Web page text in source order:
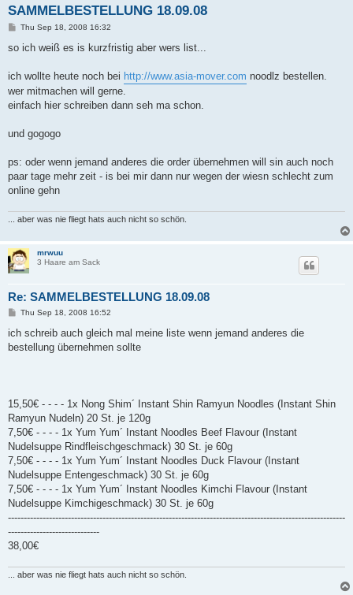
SAMMELBESTELLUNG 18.09.08
P
s
Thu Sep 18, 2008 16:32
so ich weiß es is kurzfristig aber wers list...
ich wollte heute noch bei http://www.asia-mover.com noodlz bestellen.
wer mitmachen will gerne.
einfach hier schreiben dann seh ma schon.
und gogogo
ps: oder wenn jemand anderes die order übernehmen will sin auch noch
paar tage mehr zeit - is bei mir dann nur wegen der wiesn schlecht zum
online gehn
... aber was nie fliegt hats auch nicht so schön.
mrwuu
3 Haare am Sack
Re: SAMMELBESTELLUNG 18.09.08
P
s
Thu Sep 18, 2008 16:52
ich schreib auch gleich mal meine liste wenn jemand anderes die
bestellung übernehmen sollte
15,50€ - - - - 1x Nong Shim´ Instant Shin Ramyun Noodles (Instant Shin
Ramyun Nudeln) 20 St. je 120g
7,50€ - - - - 1x Yum Yum´ Instant Noodles Beef Flavour (Instant
Nudelsuppe Rindfleischgeschmack) 30 St. je 60g
7,50€ - - - - 1x Yum Yum´ Instant Noodles Duck Flavour (Instant
Nudelsuppe Entengeschmack) 30 St. je 60g
7,50€ - - - - 1x Yum Yum´ Instant Noodles Kimchi Flavour (Instant
Nudelsuppe Kimchigeschmack) 30 St. je 60g
-----------------------------------------------------------------------------------------------------------
-----------------------------
38,00€
... aber was nie fliegt hats auch nicht so schön.